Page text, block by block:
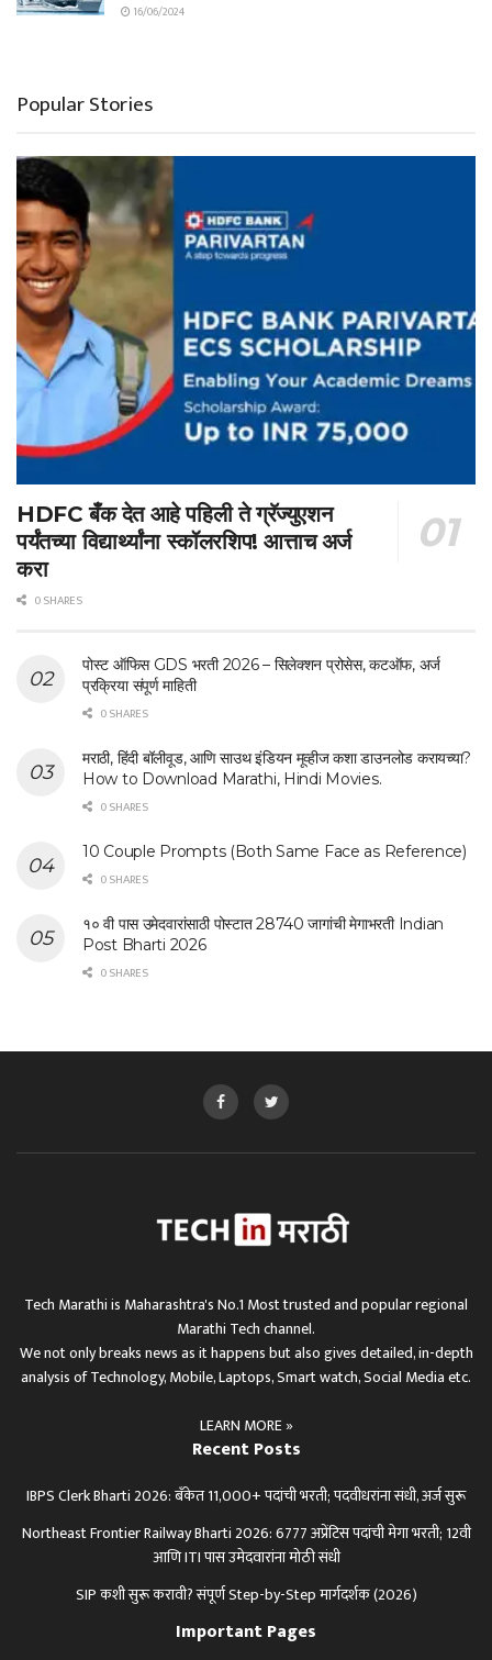
16/06/2024
Popular Stories
HDFC बँक देत आहे पहिली ते ग्रॅज्युएशन
पर्यंतच्या विद्यार्थ्यांना स्कॉलरशिप! आत्ताच अर्ज
करा
0 SHARES
पोस्ट ऑफिस GDS भरती 2026 – सिलेक्शन प्रोसेस, कटऑफ, अर्ज
प्रक्रिया संपूर्ण माहिती
0 SHARES
मराठी, हिंदी बॉलीवूड, आणि साउथ इंडियन मूव्हीज कशा डाउनलोड करायच्या?
How to Download Marathi, Hindi Movies.
0 SHARES
10 Couple Prompts (Both Same Face as Reference)
0 SHARES
१० वी पास उमेदवारांसाठी पोस्टात 28740 जागांची मेगाभरती Indian
Post Bharti 2026
0 SHARES
Tech Marathi is Maharashtra's No.1 Most trusted and popular regional
Marathi Tech channel.
We not only breaks news as it happens but also gives detailed, in-depth
analysis of Technology, Mobile, Laptops, Smart watch, Social Media etc.
LEARN MORE »
Recent Posts
IBPS Clerk Bharti 2026: बँकेत 11,000+ पदांची भरती; पदवीधरांना संधी, अर्ज सुरू
Northeast Frontier Railway Bharti 2026: 6777 अप्रेंटिस पदांची मेगा भरती; 12वी
आणि ITI पास उमेदवारांना मोठी संधी
SIP कशी सुरू करावी? संपूर्ण Step-by-Step मार्गदर्शक (2026)
Important Pages